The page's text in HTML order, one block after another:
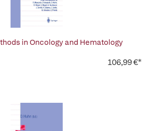
in Oncology and Hematology
106,99 €*